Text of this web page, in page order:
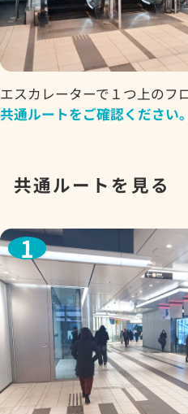
エスカレーターで１つ上のフ
共通ルートをご確認ください。
共通ルートを見る